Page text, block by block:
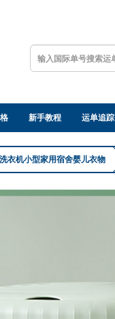
新手教程 运单追踪
衣机小型家用宿舍婴儿衣物